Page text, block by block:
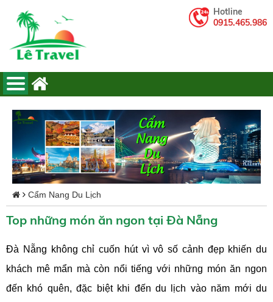
Hotline
0915.465.986
Cẩm Nang Du Lịch
Top những món ăn ngon tại Đà Nẵng
Đà Nẵng không chỉ cuốn hút vì vô số cảnh đẹp khiến du
khách mê mẩn mà còn nổi tiếng với những món ăn ngon
đến khó quên, đặc biệt khi đến du lịch vào năm mới du